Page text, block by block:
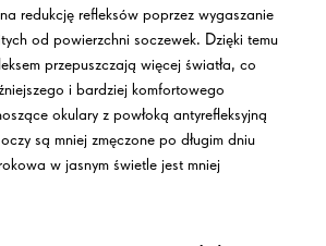
redukcję refleksów poprzez wygaszanie
od powierzchni soczewek. Dzięki temu
przepuszczają więcej światła, co
i bardziej komfortowego
okulary z powłoką antyrefleksyjną
są mniej zmęczone po długim dniu
w jasnym świetle jest mniej